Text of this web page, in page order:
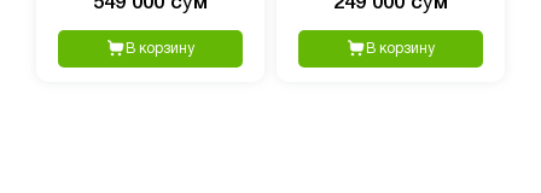
В корзину В корзину